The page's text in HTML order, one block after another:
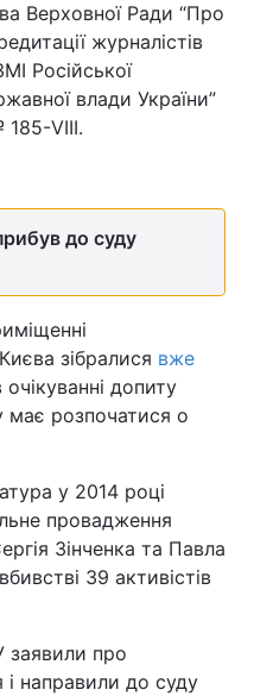
Верховної Ради “Про
журналістів
Російської
влади України”
VІІІ.
до суду
зібралися вже
очікуванні допиту
має розпочатися о
у 2014 році
провадження
Зінченка та Павла
39 активістів
заявили про
і направили до суду